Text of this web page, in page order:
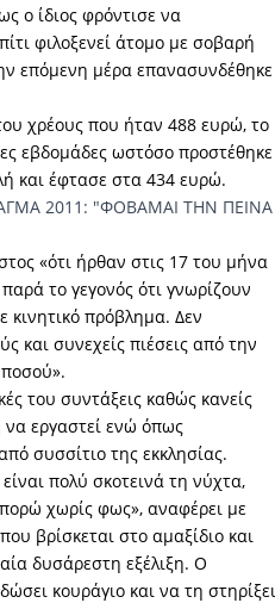
ο ίδιος φρόντισε να
φιλοξενεί άτομο με σοβαρή
επόμενη μέρα επανασυνδέθηκε
χρέους που ήταν 488 ευρώ, το
εβδομάδες ωστόσο προστέθηκε
και έφτασε στα 434 ευρώ.
«ότι ήρθαν στις 17 του μήνα
το γεγονός ότι γνωρίζουν
κινητικό πρόβλημα. Δεν
και συνεχείς πιέσεις από την
του συντάξεις καθώς κανείς
να εργαστεί ενώ όπως
συσσίτιο της εκκλησίας.
πολύ σκοτεινά τη νύχτα,
χωρίς φως», αναφέρει με
βρίσκεται στο αμαξίδιο και
δυσάρεστη εξέλιξη. Ο
κουράγιο και να τη στηρίξει